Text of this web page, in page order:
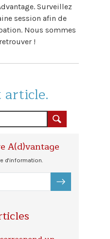
Surveillez
session afin de
Nous sommes
!
article.
A(d)vantage
d'information.
S'ABONNER